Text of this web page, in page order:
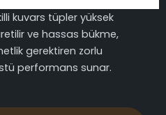
kuvars tüpler yüksek
ve hassas bükme,
gerektiren zorlu
performans sunar.